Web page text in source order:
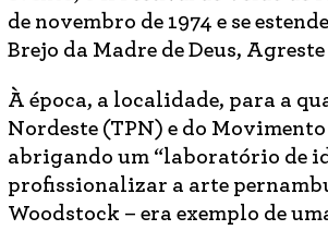
de novembro de 1974 e se
Brejo da Madre de Deus,
À época, a localidade, para a
Nordeste (TPN) e do
abrigando um “laboratório de
profissionalizar a arte
Woodstock – era exemplo de